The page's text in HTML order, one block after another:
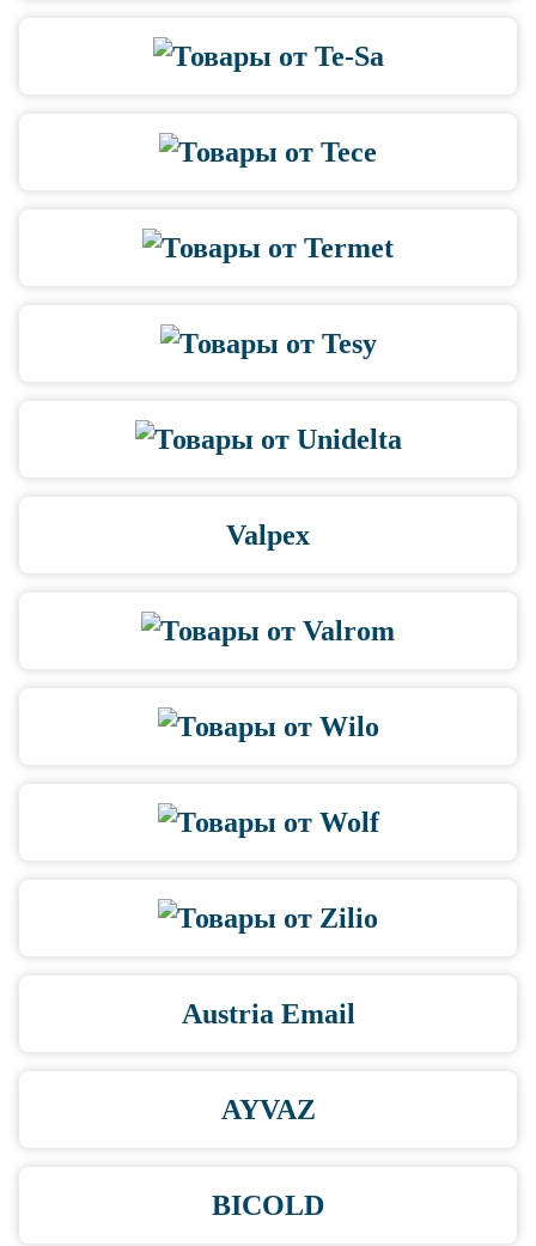
Valpex
Austria Email
AYVAZ
BICOLD